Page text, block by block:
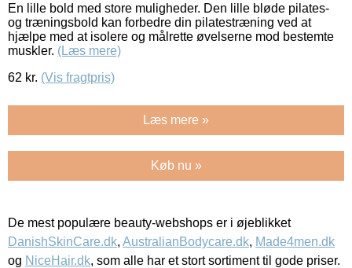
En lille bold med store muligheder. Den lille bløde pilates-
og træningsbold kan forbedre din pilatestræning ved at
hjælpe med at isolere og målrette øvelserne mod bestemte
muskler. (Læs mere)
62 kr. (Vis fragtpris)
Læs mere »
Køb nu »
De mest populære beauty-webshops er i øjeblikket
DanishSkinCare.dk, AustralianBodycare.dk, Made4men.dk
og NiceHair.dk, som alle har et stort sortiment til gode priser.